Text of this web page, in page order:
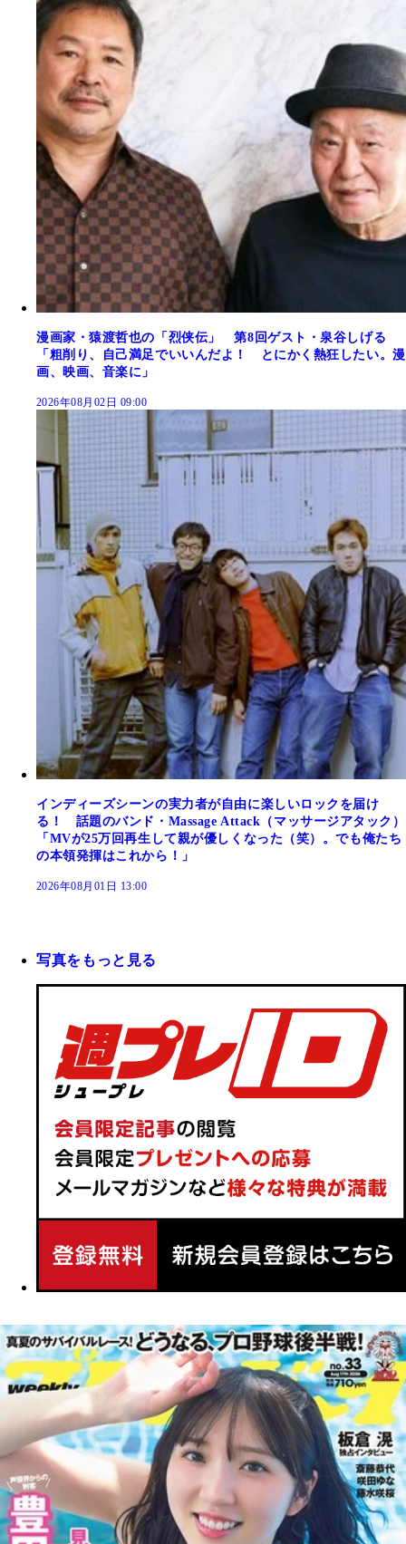
漫画家・猿渡哲也の「烈侠伝」 第8回ゲスト・泉谷しげる
「粗削り、自己満足でいいんだよ！ とにかく熱狂したい。漫
画、映画、音楽に」
2026年08月02日 09:00
インディーズシーンの実力者が自由に楽しいロックを届け
る！ 話題のバンド・Massage Attack（マッサージアタック）
「MVが25万回再生して親が優しくなった（笑）。でも俺たち
の本領発揮はこれから！」
2026年08月01日 13:00
写真をもっと見る